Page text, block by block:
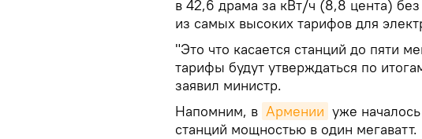
в 42,6 драма за кВт/ч (8,8 цента)
из самых высоких тарифов для
"Это что касается станций до пяти
тарифы будут утверждаться по
заявил министр.
Напомним, в Армении уже
станций мощностью в один мегаватт.